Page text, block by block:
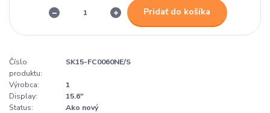
Pridať do košíka
Číslo
produktu:
SK15-FC0060NE/S
Výrobca:
1
Display:
15.6"
Status:
Ako nový